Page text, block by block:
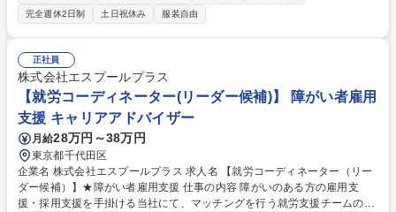
企業とマッチングさせる事業を展開している当社にて、 面接時の希望や適
性を踏まえて貴方に合ったポジションをご案内します！ ■ポジション例(フ
ィールドセールス・カスタマーサクセス・インサイドセールス・キャリア
アドバイザー)【魅力】■部長・役員との1on1を毎週実施しており、常にメ
ンターが最大限向き合う環境なので、成長や正しい評価をお約束します。
■全ての役員を含めた全体ミーティングを毎週実施しており、経営層の考
え方や事業の方向性を共に考えることができます。 募集職種 【博報堂DY
グループ/オープンポジション】第二新卒歓迎/日本唯一のサービス
完全週休2日制
土日祝休み 服装自由
正社員
株式会社エスプールプラス
【就労コーディネーター(リーダー候補)】 障がい者雇用
支援 キャリアアドバイザー
月給28万円～38万円
東京都千代田区
企業名 株式会社エスプールプラス 求人名 【就労コーディネーター（リー
ダー候補）】★障がい者雇用支援 仕事の内容 障がいのある方の雇用支
援・採用支援を手掛ける当社にて、マッチングを行う就労支援チームのリ